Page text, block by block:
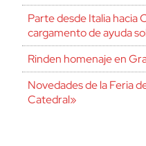
Parte desde Italia hacia
cargamento de ayuda
Rinden homenaje en
Novedades de la Feria
Catedral»